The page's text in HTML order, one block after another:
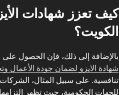
كيف تعزز شهادات
الكويت؟
بالإضافة إلى ذلك، فإن الحصول على
شهادة الايزو لضمان جودة الأعمال
تنافسية. على سبيل المثال، الشركات
للجهات الحكومية، حيث تظهر التزامها